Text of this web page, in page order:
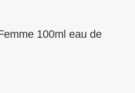
100ml eau de